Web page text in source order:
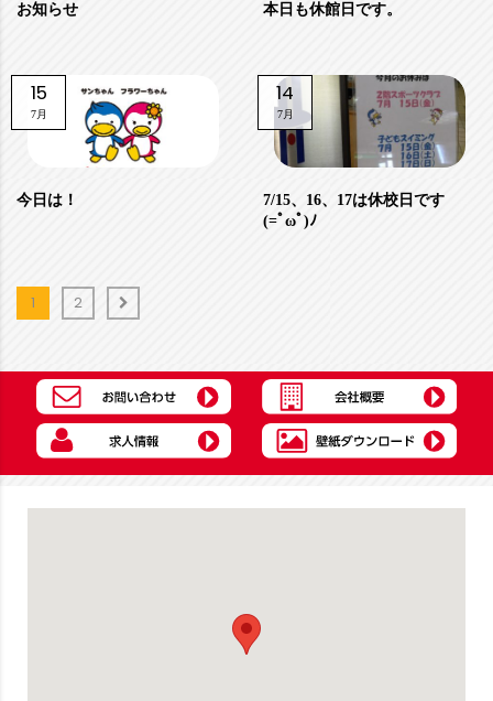
お知らせ 本日も休館日です。
15
7月
今日は！
14
7月
7/15、16、17は休校日です
(=ﾟωﾟ)ﾉ
1 2